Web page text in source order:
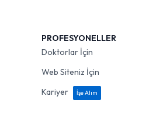
PROFESYONELLER
Doktorlar İçin
Web Siteniz İçin
Kariyer
İşe Alım